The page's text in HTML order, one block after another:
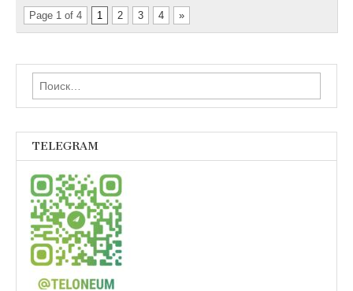
Page 1 of 4 1 2 3 4 »
Найти:
TELEGRAM